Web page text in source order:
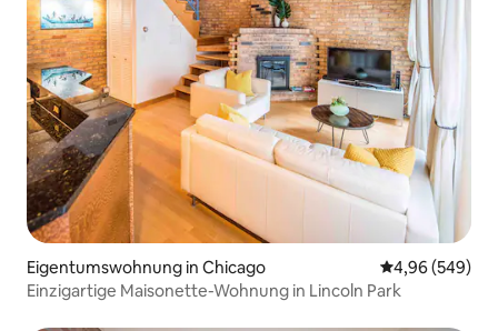
Eigentumswohnung in Chicago
4,96 (549)
Einzigartige Maisonette-Wohnung in Lincoln Park